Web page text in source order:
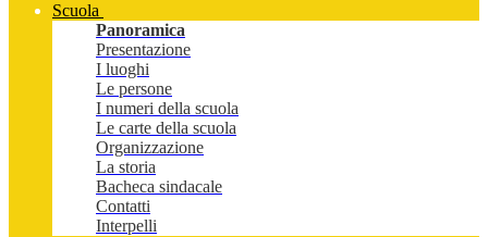
Scuola
Panoramica
Presentazione
I luoghi
Le persone
I numeri della scuola
Le carte della scuola
Organizzazione
La storia
Bacheca sindacale
Contatti
Interpelli